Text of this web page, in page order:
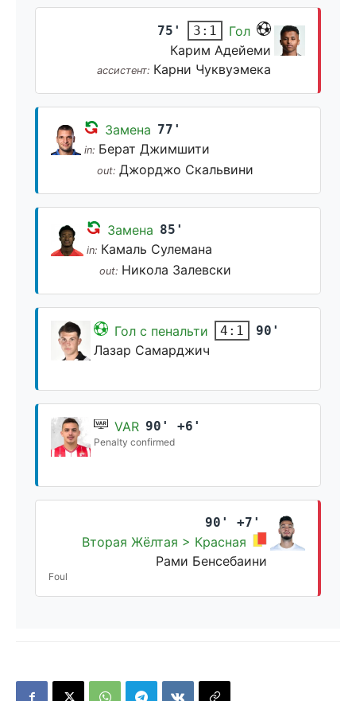
75' 3:1
Гол
Карим Адейеми
ассистент: Карни Чуквуэмека
Замена 77'
in: Берат Джимшити
out: Джорджо Скальвини
Замена 85'
in: Камаль Сулемана
out: Никола Залевски
Гол с пенальти 4:1 90'
Лазар Самарджич
VAR 90' +6'
Penalty confirmed
90' +7'
Вторая Жёлтая > Красная
Рами Бенсебаини
Foul